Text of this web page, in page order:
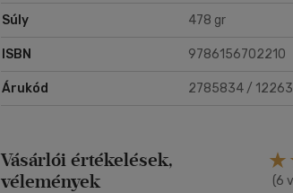
meg a negyvenes évek elegáns, de a háború
világát.
Súly 478 gr
ISBN 9786156702210
Árukód 2785834 /
Vásárlói értékelések,
vélemények
(6